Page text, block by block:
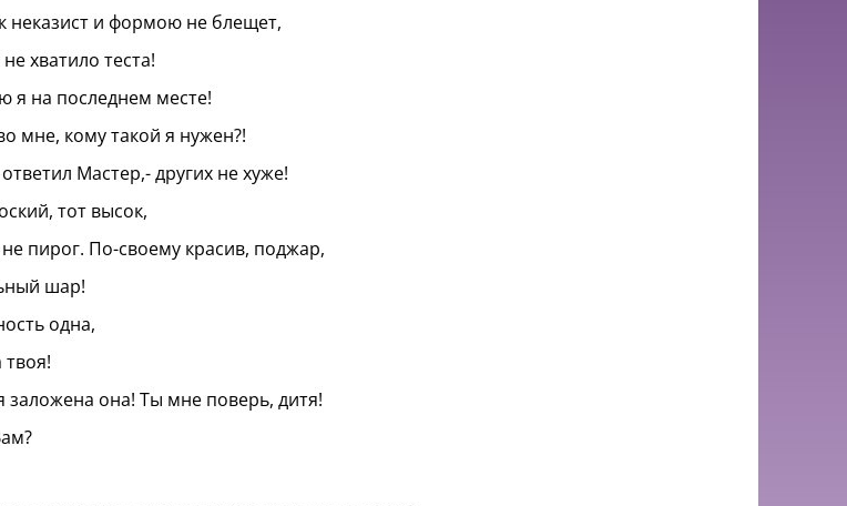
неказист и формою не блещет,
хватило теста!
я на последнем месте!
мне, кому такой я нужен?!
Мастер,- других не хуже!
тот высок,
пирог. По-своему красив, поджар,
шар!
одна,
заложена она! Ты мне поверь, дитя!